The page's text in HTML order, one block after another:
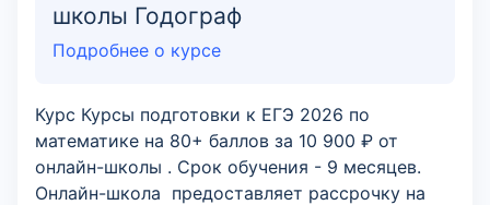
школы Годограф
Подробнее о курсе
Курс Курсы подготовки к ЕГЭ 2026 по
математике на 80+ баллов за 10 900 ₽ от
онлайн-школы . Срок обучения - 9 месяцев.
Онлайн-школа предоставляет рассрочку на